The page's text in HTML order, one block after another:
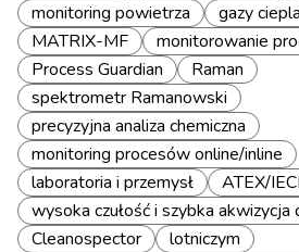
monitoring powietrza
gazy
MATRIX-MF
monitorowanie
Process Guardian
Raman
spektrometr Ramanowski
precyzyjna analiza chemiczna
monitoring procesów online/inline
laboratoria i przemysł
ATEX/
wysoka czułość i szybka akwizycja
Cleanospector
lotniczym